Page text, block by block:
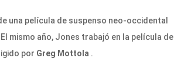
una película de suspenso neo-occidental
El mismo año, Jones trabajó en la película de
por Greg Mottola .